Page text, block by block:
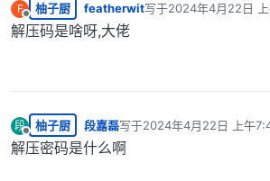
F
离线
柚子厨 featherwit写于2024年4月22日
最后由 编辑
解压码是啥呀,大佬
段
离线
柚子厨 段嘉磊写于2024年4月22日 上午
最后由 编辑
解压密码是什么啊